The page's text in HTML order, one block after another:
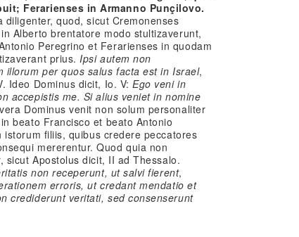
Ferarienses in Armanno Punçilovo.
diligenter, quod, sicut Cremonenses
Alberto brentatore modo stultizaverunt,
Peregrino et Ferarienses in quodam
prius.Ipsiautem non
illorum per quos salus facta est in Israel,
Ideo Dominus dicit, Io. V:Ego veni in
accepistis me. Si alius veniet in nomine
Dominus venit non solum personaliter
beato Francisco et beato Antonio
istorum filiis, quibus credere peccatores
mererentur. Quod quia non
sicut Apostolus dicit, II ad Thessalo.
non receperunt, ut salvi fierent,
erroris, ut credant mendatio et
crediderunt veritati, sed consenserunt